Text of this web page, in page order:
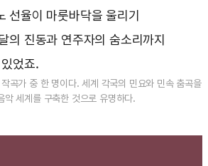
선율이 마룻바닥을 울리기
의 진동과 연주자의 숨소리까지
었죠.
곡가 중 한 명이다. 세계 각국의 민요와 민속 춤곡을
악 세계를 구축한 것으로 유명하다.